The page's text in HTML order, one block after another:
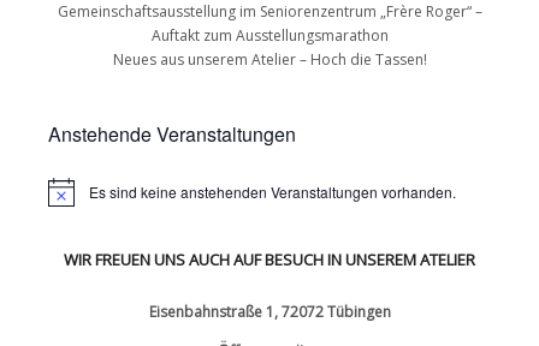
Gemeinschaftsausstellung im Seniorenzentrum „Frère Roger“ –
Auftakt zum Ausstellungsmarathon
Neues aus unserem Atelier – Hoch die Tassen!
Anstehende Veranstaltungen
Es sind keine anstehenden Veranstaltungen vorhanden.
WIR FREUEN UNS AUCH AUF BESUCH IN UNSEREM ATELIER
Eisenbahnstraße 1, 72072 Tübingen